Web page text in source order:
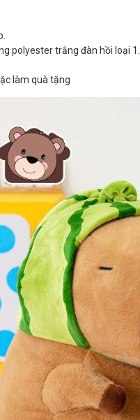
polyester trắng đàn hồi loại 1.
làm quà tặng